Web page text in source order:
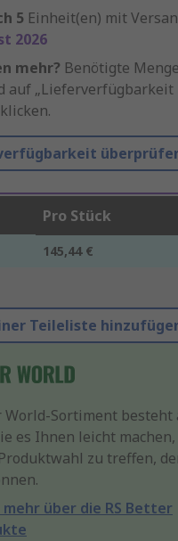
5 Einheit(en) mit
2026
mehr? Benötigte Menge
auf „Lieferverfügbarkeit
Pro Stück
145,44 €
Teileliste
World-Sortiment besteht
es Ihnen leicht
zu treffen,
mehr über die RS Better